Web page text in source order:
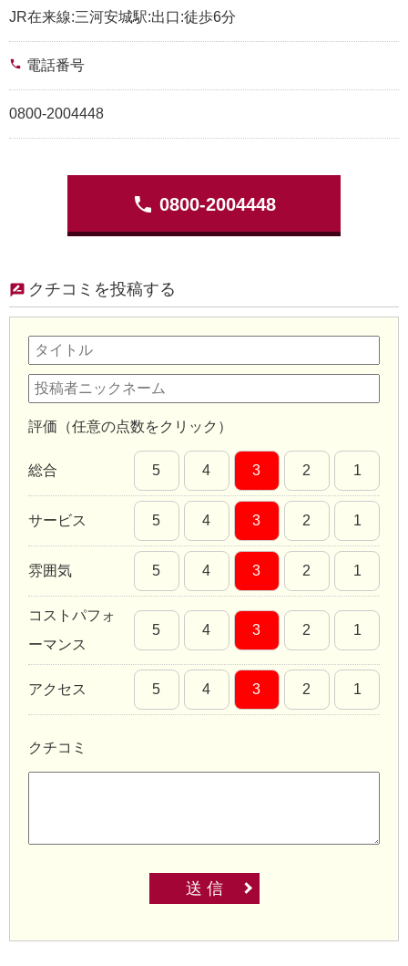
JR在来線:三河安城駅:出口:徒歩6分
phone 電話番号
0800-2004448
phone 0800-2004448
クチコミを投稿する
評価（任意の点数をクリック）
総合 5 4 3 2 1
サービス 5 4 3 2 1
雰囲気 5 4 3 2 1
コストパフォ
ーマンス
5 4 3 2 1
アクセス 5 4 3 2 1
クチコミ
送 信